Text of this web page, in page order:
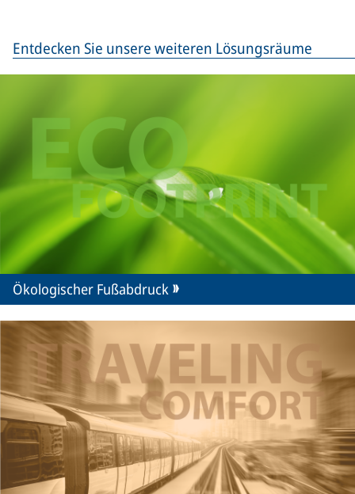
Entdecken Sie unsere weiteren Lösungsräume
Ökologischer Fußabdruck